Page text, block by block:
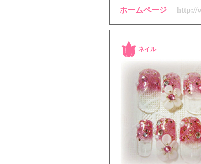
ホームページ http://
ネイル